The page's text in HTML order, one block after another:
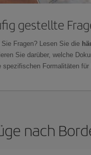
gestellte
Sie Fragen? Lesen Sie die
Sie darüber, welche
spezifischen Formalitäten
nach